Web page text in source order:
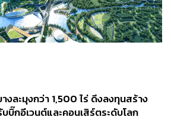
งละมุงกว่า 1,500 ไร่ ดึงลงทุนสร้าง
บิ๊กอีเวนต์และคอนเสิร์ตระดับโลก